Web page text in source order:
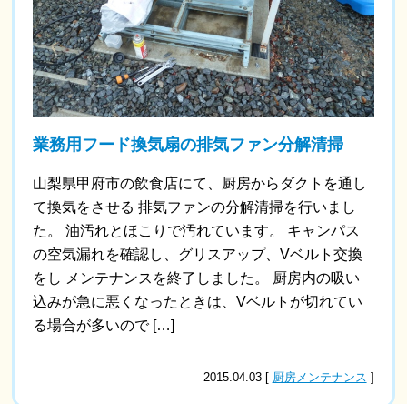
業務用フード換気扇の排気ファン分解清掃
山梨県甲府市の飲食店にて、厨房からダクトを通し
て換気をさせる 排気ファンの分解清掃を行いまし
た。 油汚れとほこりで汚れています。 キャンパス
の空気漏れを確認し、グリスアップ、Vベルト交換
をし メンテナンスを終了しました。 厨房内の吸い
込みが急に悪くなったときは、Vベルトが切れてい
る場合が多いので […]
2015.04.03 [ 厨房メンテナンス ]